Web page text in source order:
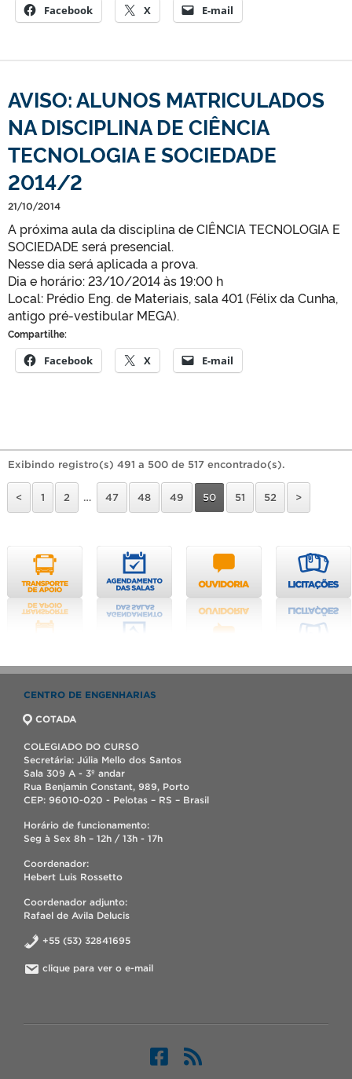
Facebook X E-mail
AVISO: ALUNOS MATRICULADOS
NA DISCIPLINA DE CIÊNCIA
TECNOLOGIA E SOCIEDADE
2014/2
21/10/2014
A próxima aula da disciplina de CIÊNCIA TECNOLOGIA E
SOCIEDADE será presencial.
Nesse dia será aplicada a prova.
Dia e horário: 23/10/2014 às 19:00 h
Local: Prédio Eng. de Materiais, sala 401 (Félix da Cunha,
antigo pré-vestibular MEGA).
Compartilhe:
Facebook X E-mail
Exibindo registro(s) 491 a 500 de 517 encontrado(s).
< 1 2 … 47 48 49 50 51 52 >
CENTRO DE ENGENHARIAS
COTADA
COLEGIADO DO CURSO
Secretária: Júlia Mello dos Santos
Sala 309 A - 3º andar
Rua Benjamin Constant, 989, Porto
CEP: 96010-020 - Pelotas – RS – Brasil
Horário de funcionamento:
Seg à Sex 8h – 12h / 13h - 17h
Coordenador:
Hebert Luis Rossetto
Coordenador adjunto:
Rafael de Avila Delucis
+55 (53) 32841695
clique para ver o e-mail